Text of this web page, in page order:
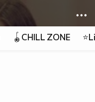
🪀CHILL ZONE